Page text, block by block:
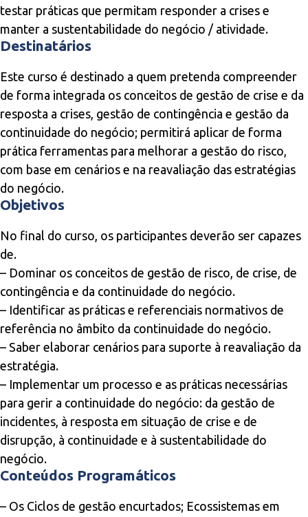
testar práticas que permitam responder a crises e
manter a sustentabilidade do negócio / atividade.
Destinatários
Este curso é destinado a quem pretenda compreender
de forma integrada os conceitos de gestão de crise e da
resposta a crises, gestão de contingência e gestão da
continuidade do negócio; permitirá aplicar de forma
prática ferramentas para melhorar a gestão do risco,
com base em cenários e na reavaliação das estratégias
do negócio.
Objetivos
No final do curso, os participantes deverão ser capazes
de.
– Dominar os conceitos de gestão de risco, de crise, de
contingência e da continuidade do negócio.
– Identificar as práticas e referenciais normativos de
referência no âmbito da continuidade do negócio.
– Saber elaborar cenários para suporte à reavaliação da
estratégia.
– Implementar um processo e as práticas necessárias
para gerir a continuidade do negócio: da gestão de
incidentes, à resposta em situação de crise e de
disrupção, à continuidade e à sustentabilidade do
negócio.
Conteúdos Programáticos
– Os Ciclos de gestão encurtados; Ecossistemas em